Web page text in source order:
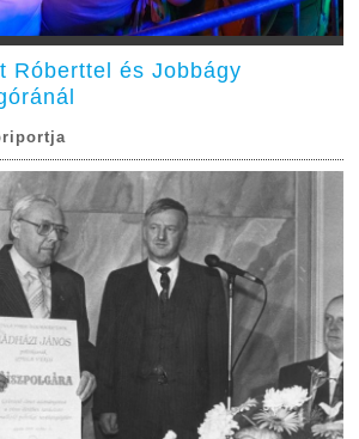
Róberttel és Jobbágy